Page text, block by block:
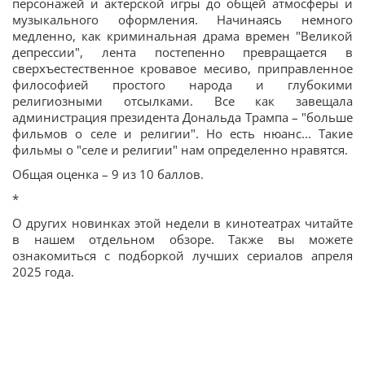
персонажей и актерской игры до общей атмосферы и
музыкального оформления. Начинаясь немного
медленно, как криминальная драма времен "Великой
депрессии", лента постепенно превращается в
сверхъестественное кровавое месиво, приправленное
философией простого народа и глубокими
религиозными отсылками. Все как завещала
администрация президента Дональда Трампа – "больше
фильмов о селе и религии". Но есть нюанс... Такие
фильмы о "селе и религии" нам определенно нравятся.
Общая оценка – 9 из 10 баллов.
*
О других новинках этой недели в кинотеатрах читайте
в нашем отдельном обзоре. Также вы можете
ознакомиться с подборкой лучших сериалов апреля
2025 года.